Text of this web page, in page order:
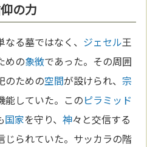
の力
なる墓ではなく、 ジェセル王
めの象徴であった。その周囲
のための空間が設けられ、 宗
能していた。このピラミッド
国家を守り、神々と交信する
じられていた。サッカラの階